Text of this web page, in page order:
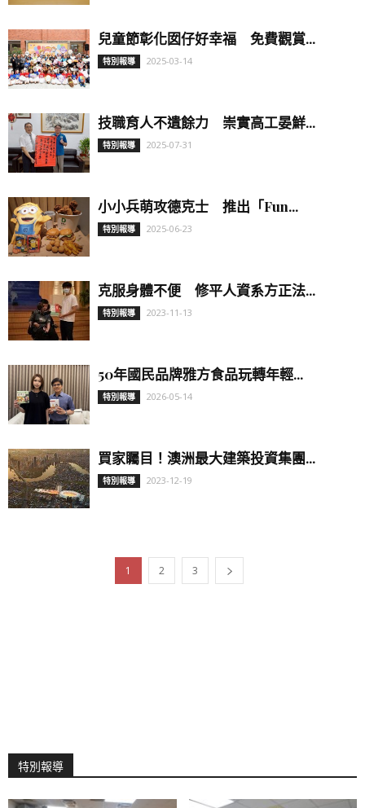
兒童節彰化囡仔好幸福 免費觀賞...
特別報導 2025-03-14
技職育人不遺餘力 崇實高工晏鮮...
特別報導 2025-07-31
小小兵萌攻德克士 推出「Fun...
特別報導 2025-06-23
克服身體不便 修平人資系方正法...
特別報導 2023-11-13
50年國民品牌雅方食品玩轉年輕...
特別報導 2026-05-14
買家矚目！澳洲最大建築投資集團...
特別報導 2023-12-19
1 2 3
特別報導